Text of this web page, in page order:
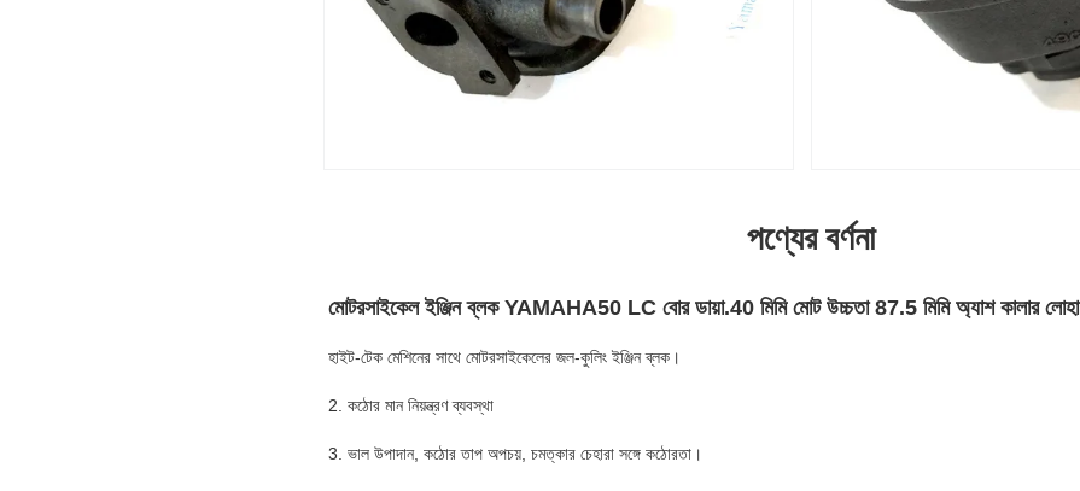
পণ্যের বর্ণনা
মোটরসাইকেল ইঞ্জিন ব্লক YAMAHA50 LC বোর ডায়া.40 মিমি মোট উচ্চতা 87.5 মিমি অ্যাশ কালার লোহা
হাইট-টেক মেশিনের সাথে মোটরসাইকেলের জল-কুলিং ইঞ্জিন ব্লক।
2. কঠোর মান নিয়ন্ত্রণ ব্যবস্থা
3. ভাল উপাদান, কঠোর তাপ অপচয়, চমত্কার চেহারা সঙ্গে কঠোরতা।